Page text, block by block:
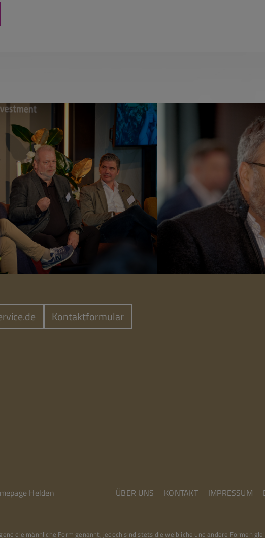
Kontaktformular
Helden ÜBER UNS KONTAKT IMPRESSUM
die männliche Form genannt, jedoch sind stets die weibliche und andere Formen